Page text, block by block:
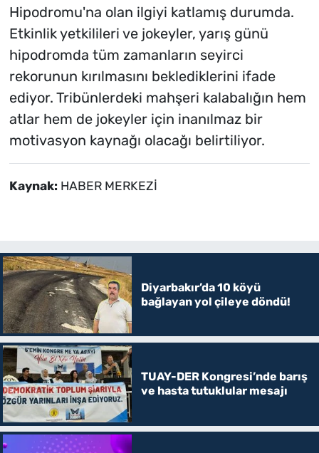
Hipodromu'na olan ilgiyi katlamış durumda.
Etkinlik yetkilileri ve jokeyler, yarış günü
hipodromda tüm zamanların seyirci
rekorunun kırılmasını beklediklerini ifade
ediyor. Tribünlerdeki mahşeri kalabalığın hem
atlar hem de jokeyler için inanılmaz bir
motivasyon kaynağı olacağı belirtiliyor.
Kaynak: HABER MERKEZİ
Diyarbakır’da 10 köyü
bağlayan yol çileye döndü!
TUAY-DER Kongresi’nde barış
ve hasta tutuklular mesajı